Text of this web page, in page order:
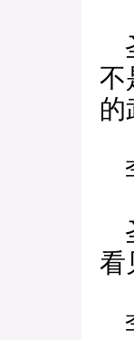
不
的
看